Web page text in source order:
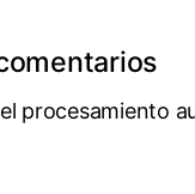
procesamiento